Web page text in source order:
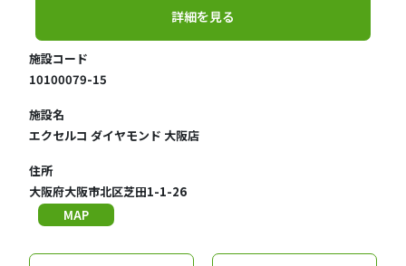
詳細を見る
施設コード
10100079-15
施設名
エクセルコ ダイヤモンド 大阪店
住所
大阪府大阪市北区芝田1-1-26
MAP